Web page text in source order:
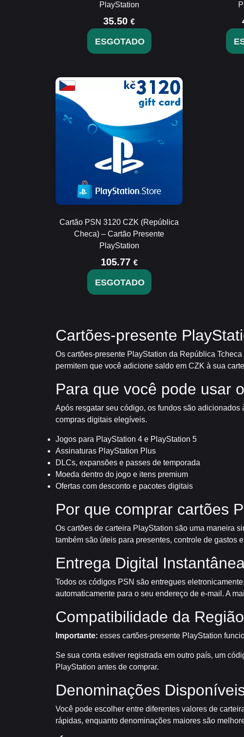
PlayStation
35.50 €
ESGOTADO
Cartão PSN 3120 CZK (República
Checa) – Cartão Presente
PlayStation
105.77 €
ESGOTADO
Cartões-presente
Os cartões-presente PlayStation da República
permitem que você adicione saldo em CZK à sua
Para que você pode usar
Após resgatar seu código, os fundos são
compras digitais elegíveis.
Jogos para PlayStation 4 e PlayStation 5
Assinaturas PlayStation Plus
DLCs, expansões e passes de temporada
Moeda dentro do jogo e itens premium
Ofertas com desconto e pacotes digitais
Por que comprar cartões
Os cartões de carteira PlayStation são uma maneira
também são úteis para presentes, controle de gastos
Entrega Digital
Todos os códigos PSN são entregues
automaticamente para o seu endereço de e-mail. A
Compatibilidade da
Importante: esses cartões-presente PlayStation
Se sua conta estiver registrada em outro país, um
PlayStation antes de comprar.
Denominações
Você pode escolher entre diferentes valores de
rápidas, enquanto denominações maiores são